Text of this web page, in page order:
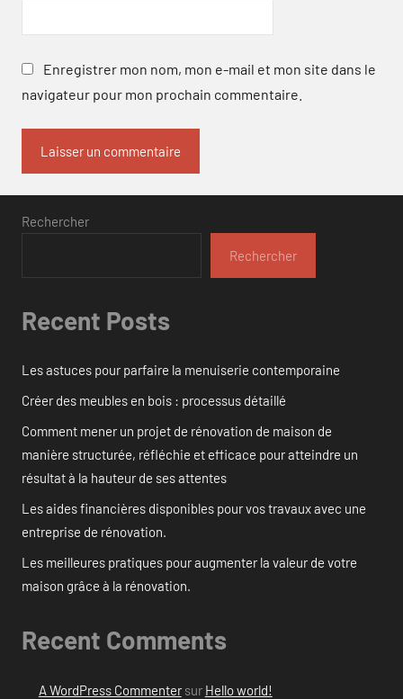
Enregistrer mon nom, mon e-mail et mon site dans le
navigateur pour mon prochain commentaire.
Rechercher
Rechercher
Recent Posts
Les astuces pour parfaire la menuiserie contemporaine
Créer des meubles en bois : processus détaillé
Comment mener un projet de rénovation de maison de
manière structurée, réfléchie et efficace pour atteindre un
résultat à la hauteur de ses attentes
Les aides financières disponibles pour vos travaux avec une
entreprise de rénovation.
Les meilleures pratiques pour augmenter la valeur de votre
maison grâce à la rénovation.
Recent Comments
A WordPress Commentersur Hello world!